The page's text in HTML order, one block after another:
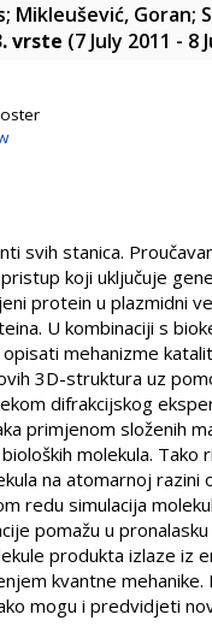
; Mikleušević, Goran;
vrste (7 July 2011 -
svih stanica.
koji uključuje
protein u plazmidni
U kombinaciji s
mehanizme
3D-struktura uz
difrakcijskog
primjenom složenih
molekula.
na atomarnoj
redu simulacija
pomažu u
produkta izlaze iz
kvantne
mogu i predvidjeti